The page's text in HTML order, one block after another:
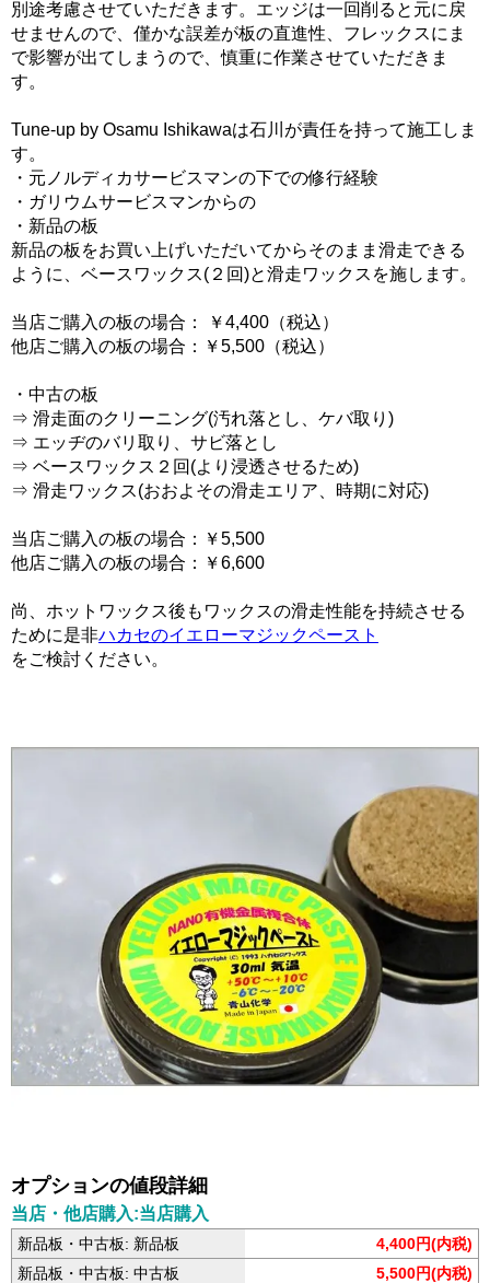
別途考慮させていただきます。エッジは一回削ると元に戻
せませんので、僅かな誤差が板の直進性、フレックスにま
で影響が出てしまうので、慎重に作業させていただきま
す。
Tune-up by Osamu Ishikawaは石川が責任を持って施工しま
す。
・元ノルディカサービスマンの下での修行経験
・ガリウムサービスマンからの
・新品の板
新品の板をお買い上げいただいてからそのまま滑走できる
ように、ベースワックス(２回)と滑走ワックスを施します。
当店ご購入の板の場合： ￥4,400（税込）
他店ご購入の板の場合：￥5,500（税込）
・中古の板
⇒ 滑走面のクリーニング(汚れ落とし、ケバ取り)
⇒ エッヂのバリ取り、サビ落とし
⇒ ベースワックス２回(より浸透させるため)
⇒ 滑走ワックス(おおよその滑走エリア、時期に対応)
当店ご購入の板の場合：￥5,500
他店ご購入の板の場合：￥6,600
尚、ホットワックス後もワックスの滑走性能を持続させる
ために是非ハカセのイエローマジックペースト
をご検討ください。
オプションの値段詳細
当店・他店購入:当店購入
新品板・中古板: 新品板
4,400円(内税)
新品板・中古板: 中古板
5,500円(内税)